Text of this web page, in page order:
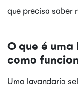
que precisa saber
O que é
como
Uma lavandaria